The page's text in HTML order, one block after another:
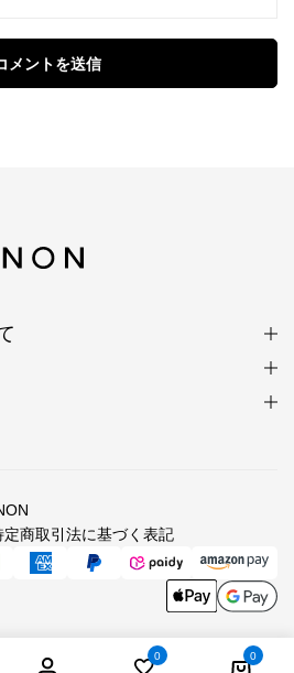
メントを送信
定商取引法に基づく表記
0 0